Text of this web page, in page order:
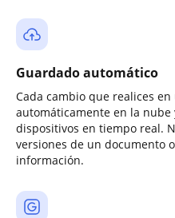
Guardado automático
Cada cambio que realices
automáticamente en la nube
dispositivos en tiempo real.
versiones de un documento
información.